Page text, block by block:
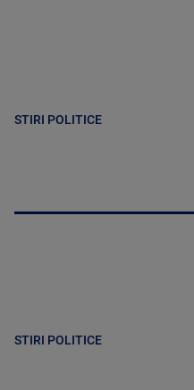
STIRI POLITICE
STIRI POLITICE